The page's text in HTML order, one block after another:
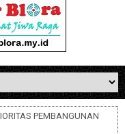
PEMBANGUNAN